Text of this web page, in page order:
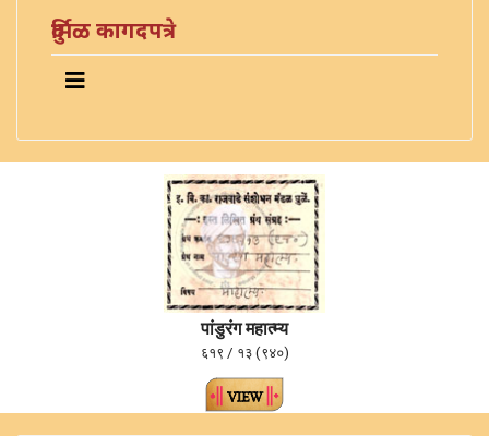
दुर्मिळ कागदपत्रे
पांडुरंग महात्म्य
६१९ / १३ (९४०)